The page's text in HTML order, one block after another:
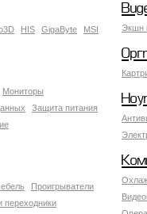
Экшн
HIS GigaByte
MSI
Мониторы
Защита питания
Проигрыватели
переходники